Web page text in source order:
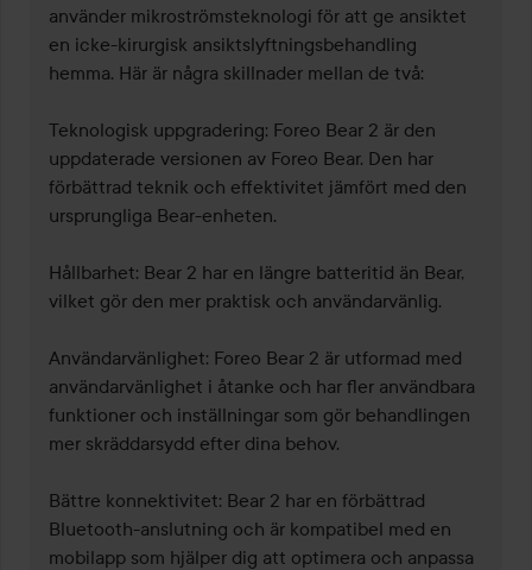
använder mikroströmsteknologi för att ge ansiktet
en icke-kirurgisk ansiktslyftningsbehandling
hemma. Här är några skillnader mellan de två:
Teknologisk uppgradering: Foreo Bear 2 är den
uppdaterade versionen av Foreo Bear. Den har
förbättrad teknik och effektivitet jämfört med den
ursprungliga Bear-enheten.
Hållbarhet: Bear 2 har en längre batteritid än Bear,
vilket gör den mer praktisk och användarvänlig.
Användarvänlighet: Foreo Bear 2 är utformad med
användarvänlighet i åtanke och har fler användbara
funktioner och inställningar som gör behandlingen
mer skräddarsydd efter dina behov.
Bättre konnektivitet: Bear 2 har en förbättrad
Bluetooth-anslutning och är kompatibel med en
mobilapp som hjälper dig att optimera och anpassa